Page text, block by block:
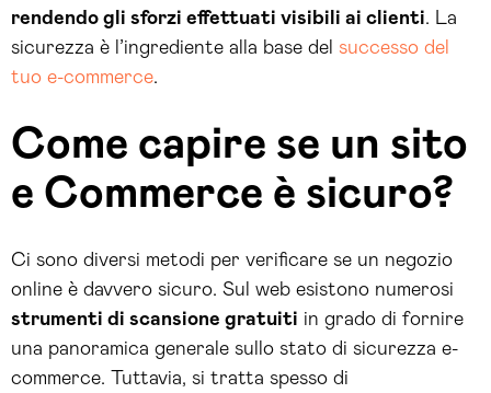
rendendo gli sforzi effettuati visibili ai clienti. La
sicurezza è l’ingrediente alla base del successo del
tuo e-commerce.
Come capire se un sito
e Commerce è sicuro?
Ci sono diversi metodi per verificare se un negozio
online è davvero sicuro. Sul web esistono numerosi
strumenti di scansione gratuiti in grado di fornire
una panoramica generale sullo stato di sicurezza e-
commerce. Tuttavia, si tratta spesso di